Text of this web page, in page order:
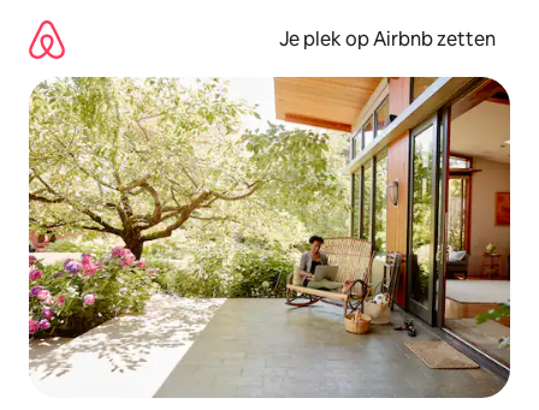
direct
naar
inhoud
Je plek op Airbnb zetten